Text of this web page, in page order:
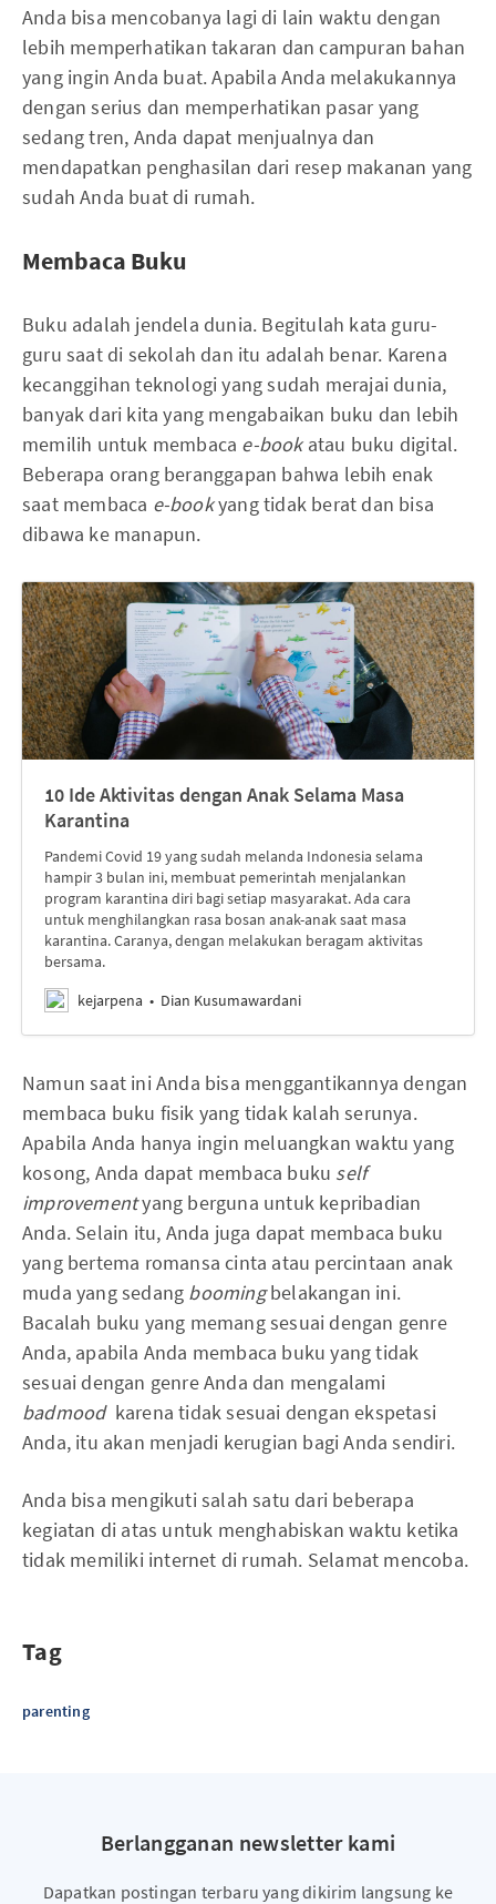
Anda bisa mencobanya lagi di lain waktu dengan
lebih memperhatikan takaran dan campuran bahan
yang ingin Anda buat. Apabila Anda melakukannya
dengan serius dan memperhatikan pasar yang
sedang tren, Anda dapat menjualnya dan
mendapatkan penghasilan dari resep makanan yang
sudah Anda buat di rumah.
Membaca Buku
Buku adalah jendela dunia. Begitulah kata guru-
guru saat di sekolah dan itu adalah benar. Karena
kecanggihan teknologi yang sudah merajai dunia,
banyak dari kita yang mengabaikan buku dan lebih
memilih untuk membaca e-bookatau buku digital.
Beberapa orang beranggapan bahwa lebih enak
saat membaca e-bookyang tidak berat dan bisa
dibawa ke manapun.
10 Ide Aktivitas dengan Anak Selama Masa
Karantina
Pandemi Covid 19 yang sudah melanda Indonesia selama
hampir 3 bulan ini, membuat pemerintah menjalankan
program karantina diri bagi setiap masyarakat. Ada cara
untuk menghilangkan rasa bosan anak-anak saat masa
karantina. Caranya, dengan melakukan beragam aktivitas
bersama.
kejarpena
Dian Kusumawardani
Namun saat ini Anda bisa menggantikannya dengan
membaca buku fisik yang tidak kalah serunya.
Apabila Anda hanya ingin meluangkan waktu yang
kosong, Anda dapat membaca buku self
improvementyang berguna untuk kepribadian
Anda. Selain itu, Anda juga dapat membaca buku
yang bertema romansa cinta atau percintaan anak
muda yang sedang boomingbelakangan ini.
Bacalah buku yang memang sesuai dengan genre
Anda, apabila Anda membaca buku yang tidak
sesuai dengan genre Anda dan mengalami
badmoodkarena tidak sesuai dengan ekspetasi
Anda, itu akan menjadi kerugian bagi Anda sendiri.
Anda bisa mengikuti salah satu dari beberapa
kegiatan di atas untuk menghabiskan waktu ketika
tidak memiliki internet di rumah. Selamat mencoba.
Tag
parenting
Berlangganan newsletter kami
Dapatkan postingan terbaru yang dikirim langsung ke